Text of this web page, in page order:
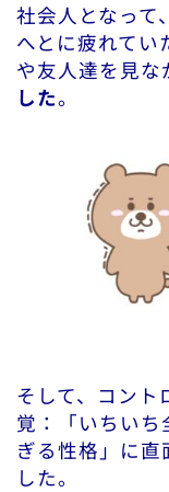
社会人となって
へとに疲れてい
や友人達を見な
した。
そして、コント
覚：「いちい
ぎる性格」に直
した。